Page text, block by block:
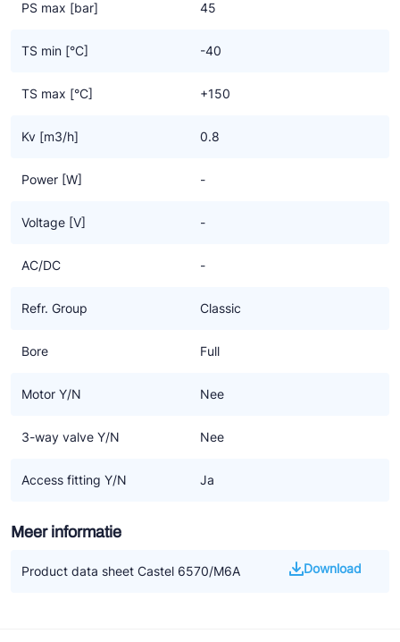
PS max [bar] 45
TS min [°C] -40
TS max [°C] +150
Kv [m3/h] 0.8
Power [W] -
Voltage [V] -
AC/DC -
Refr. Group Classic
Bore Full
Motor Y/N Nee
3-way valve Y/N Nee
Access fitting Y/N Ja
Meer informatie
Product data sheet Castel 6570/M6A Download